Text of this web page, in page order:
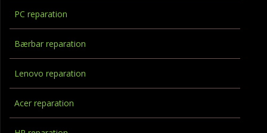
PC reparation
Bærbar reparation
Lenovo reparation
Acer reparation